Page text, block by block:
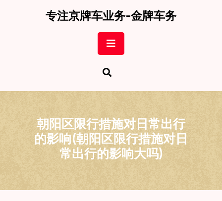
专注京牌车业务-金牌车务
Button
朝阳区限行措施对日常出行
的影响(朝阳区限行措施对日
常出行的影响大吗)